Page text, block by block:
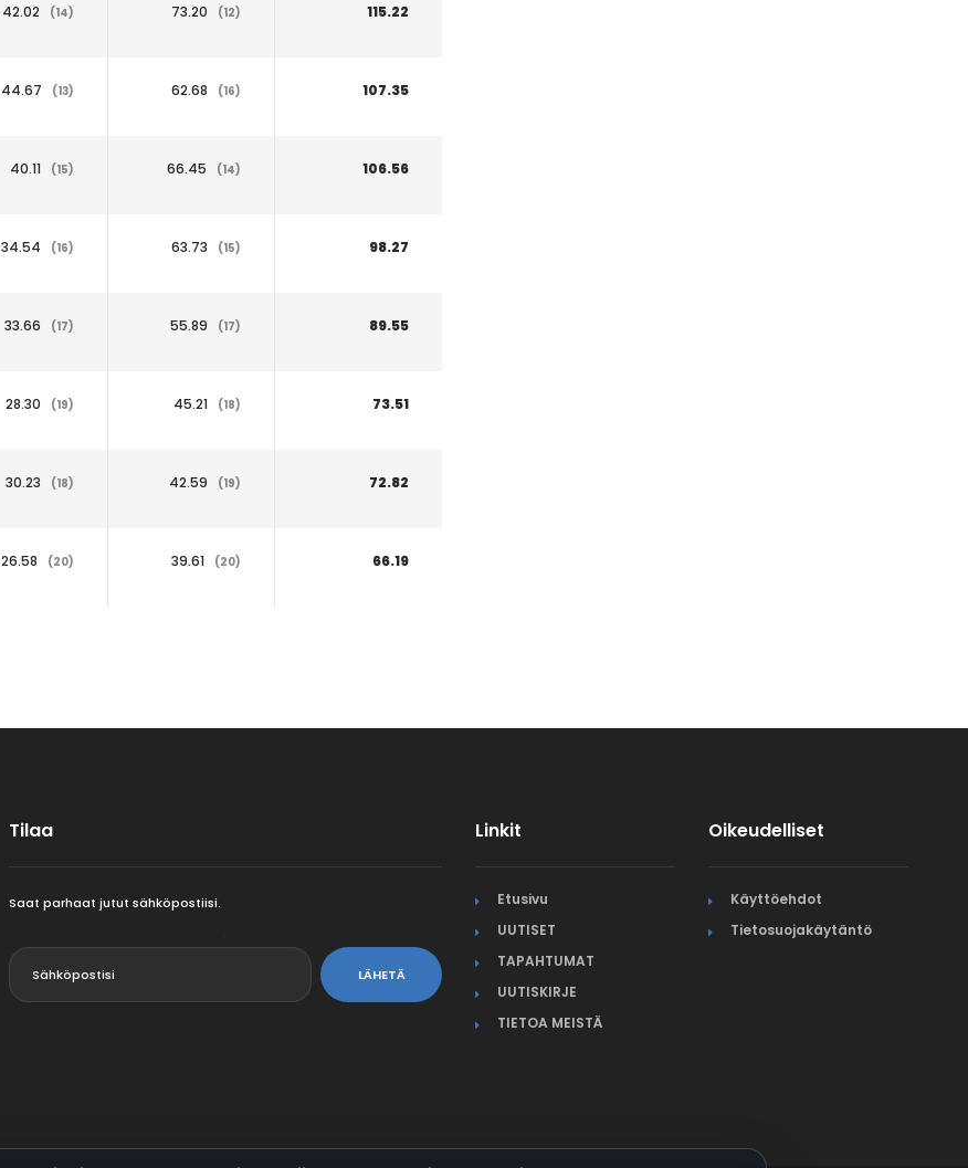
42.02 (14) 73.20 (12) 115.22
44.67 (13) 62.68 (16) 107.35
40.11 (15) 66.45 (14) 106.56
34.54 (16) 63.73 (15) 98.27
33.66 (17) 55.89 (17) 89.55
28.30 (19) 45.21 (18) 73.51
30.23 (18) 42.59 (19) 72.82
26.58 (20) 39.61 (20) 66.19
Tilaa
Saat parhaat jutut sähköpostiisi.
LÄHETÄ
Linkit
Etusivu
UUTISET
TAPAHTUMAT
UUTISKIRJE
TIETOA MEISTÄ
Oikeudelliset
Käyttöehdot
Tietosuojakäytäntö